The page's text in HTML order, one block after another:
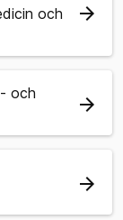
och
arrow_forward
och
arrow_forward
arrow_forward